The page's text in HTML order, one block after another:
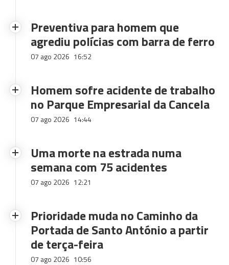
Preventiva para homem que
agrediu polícias com barra de ferro
07 ago 2026 16:52
Homem sofre acidente de trabalho
no Parque Empresarial da Cancela
07 ago 2026 14:44
Uma morte na estrada numa
semana com 75 acidentes
07 ago 2026 12:21
Prioridade muda no Caminho da
Portada de Santo António a partir
de terça-feira
07 ago 2026 10:56